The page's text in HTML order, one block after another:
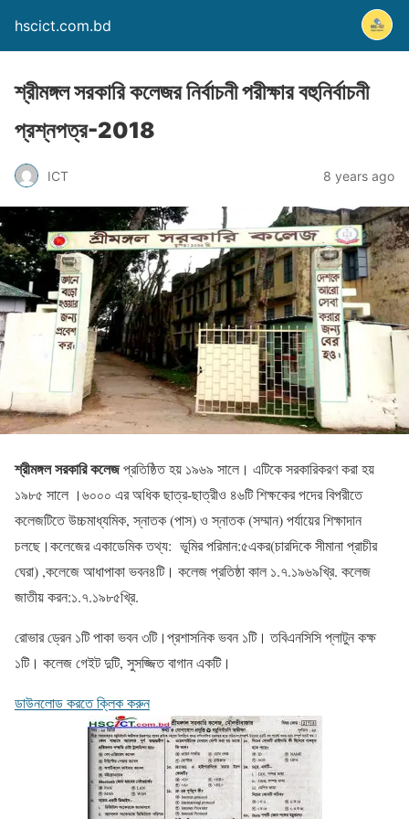
hscict.com.bd
শ্রীমঙ্গল সরকারি কলেজর নির্বাচনী পরীক্ষার বহুনির্বাচনী
প্রশ্নপত্র-2018
ICT 8 years ago
শ্রীমঙ্গল সরকারি কলেজপ্রতিষ্ঠিত হয় ১৯৬৯ সালে। এটিকে সরকারিকরণ করা হয়
১৯৮৫ সালে ।৬০০০ এর অধিক ছাত্র-ছাত্রীও ৪৬টি শিক্ষকের পদের বিপরীতে
কলেজটিতে উচ্চমাধ্যমিক, স্নাতক (পাস) ও স্নাতক (সম্মান) পর্যায়ের শিক্ষাদান
চলছে।কলেজের একাডেমিক তথ্য: ভূমির পরিমান:৫একর(চারদিকে সীমানা প্রাচীর
ঘেরা) ,কলেজে আধাপাকা ভবন৪টি। কলেজ প্রতিষ্ঠা কাল ১.৭.১৯৬৯খ্রি. কলেজ
জাতীয় করন:১.৭.১৯৮৫খ্রি.
রোভার ড্রেন ১টি পাকা ভবন ৩টি।প্রশাসনিক ভবন ১টি। তবিএনসিসি প্লাটুন কক্ষ
১টি। কলেজ গেইট দুটি, সুসজ্জিত বাগান একটি।
ডাউনলোড করতে ক্লিক করুন